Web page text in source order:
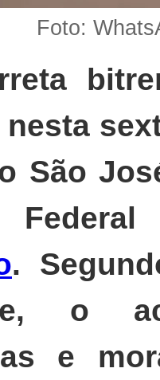
Foto:
São
.
o
e